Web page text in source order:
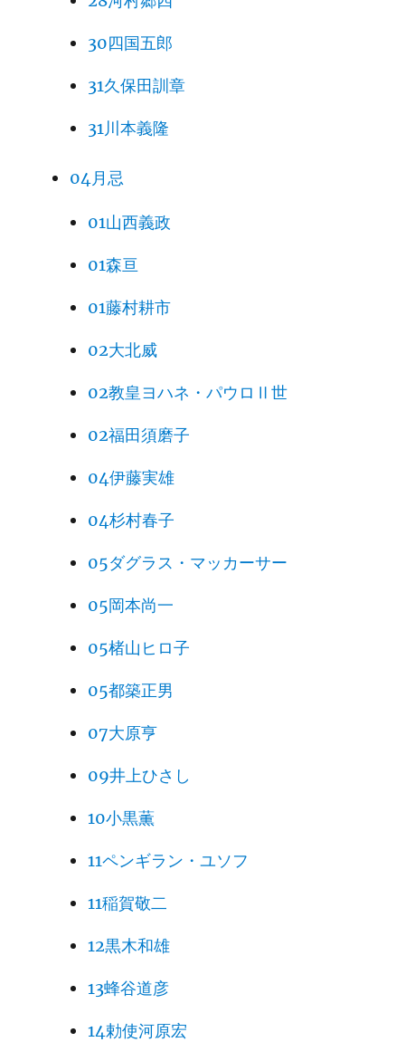
30四国五郎
31久保田訓章
31川本義隆
04月忌
01山西義政
01森亘
01藤村耕市
02大北威
02教皇ヨハネ・パウロⅡ世
02福田須磨子
04伊藤実雄
04杉村春子
05ダグラス・マッカーサー
05岡本尚一
05楮山ヒロ子
05都築正男
07大原亨
09井上ひさし
10小黒薫
11ペンギラン・ユソフ
11稲賀敬二
12黒木和雄
13蜂谷道彦
14勅使河原宏